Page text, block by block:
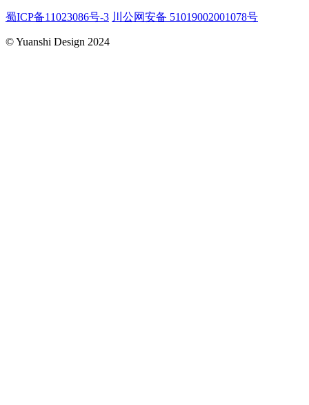
蜀ICP备11023086号-3 川公网安备 51019002001078号
© Yuanshi Design 2024